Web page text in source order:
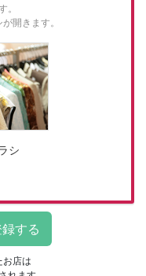
。
開きます。
シ
お店は